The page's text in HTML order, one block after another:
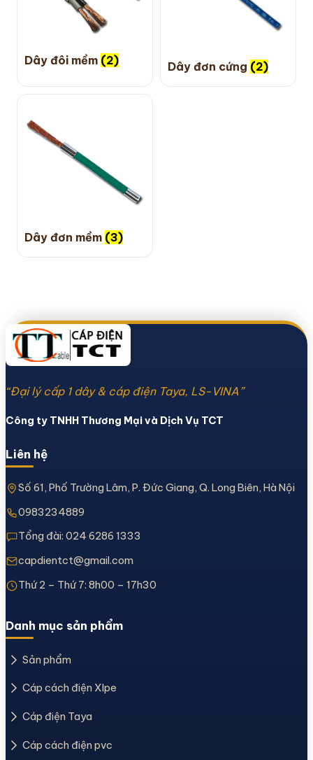
Dây đôi mềm (2) Dây đơn cứng (2)
Dây đơn mềm (3)
“Đại lý cấp 1 dây & cáp điện Taya, LS-VINA”
Công ty TNHH Thương Mại và Dịch Vụ TCT
Liên hệ
Số 61, Phố Trường Lâm, P. Đức Giang, Q. Long Biên, Hà Nội
0983234889
Tổng đài: 024 6286 1333
capdientct@gmail.com
Thứ 2 – Thứ 7: 8h00 – 17h30
Danh mục sản phẩm
Sản phẩm
Cáp cách điện Xlpe
Cáp điện Taya
Cáp cách điện pvc